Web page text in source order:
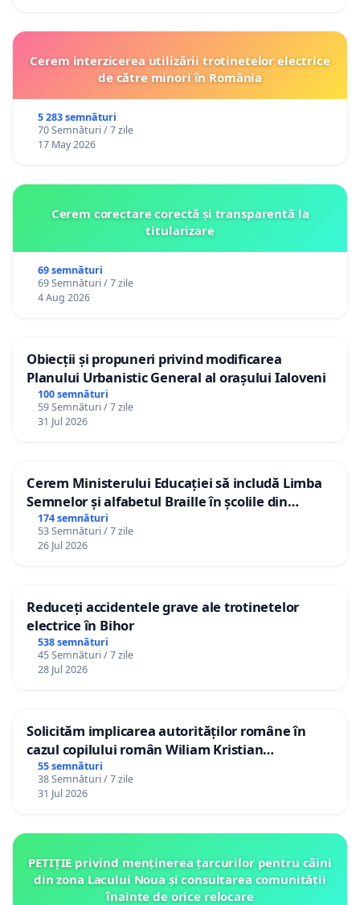
Cerem interzicerea utilizării trotinetelor electrice
de către minori în România
5 283 semnături
70 Semnături / 7 zile
17 May 2026
Cerem corectare corectă și transparentă la
titularizare
69 semnături
69 Semnături / 7 zile
4 Aug 2026
Obiecții și propuneri privind modificarea
Planului Urbanistic General al orașului Ialoveni
100 semnături
59 Semnături / 7 zile
31 Jul 2026
Cerem Ministerului Educației să includă Limba
Semnelor și alfabetul Braille în școlile din
Republica Moldova!
174 semnături
53 Semnături / 7 zile
26 Jul 2026
Reduceți accidentele grave ale trotinetelor
electrice în Bihor
538 semnături
45 Semnături / 7 zile
28 Jul 2026
Solicităm implicarea autorităților române în
cazul copilului român Wiliam Kristian
Gheorghe, aflat în plasament în Danemarca de
12 ani
55 semnături
38 Semnături / 7 zile
31 Jul 2026
PETIȚIE privind menținerea țarcurilor pentru câini
din zona Lacului Noua și consultarea comunității
înainte de orice relocare